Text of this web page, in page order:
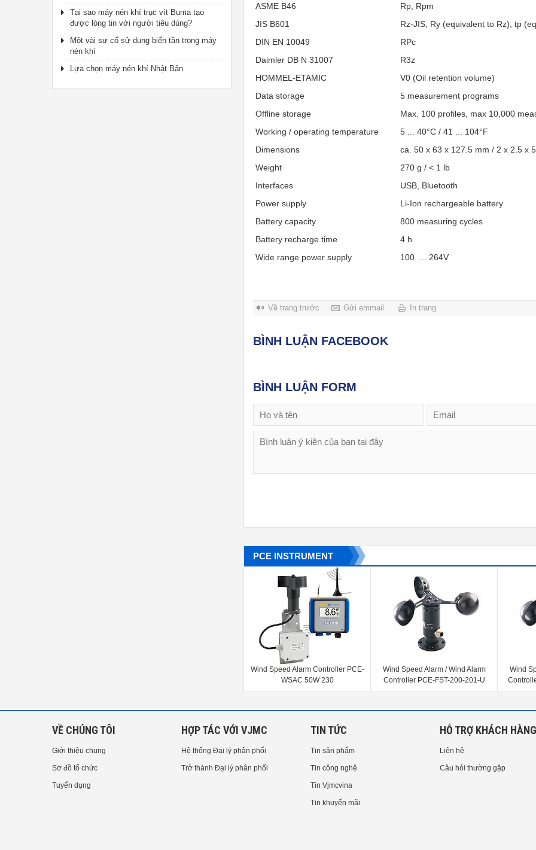
Tại sao máy nén khí trục vít Buma tạo
được lòng tin với người tiêu dùng?
Một vài sự cố sử dụng biến tần trong máy
nén khí
Lựa chọn máy nén khí Nhật Bản
ASME B46
Rp, Rpm
JIS B601
Rz-JIS, Ry (equivalent to Rz), tp
DIN EN 10049
RPc
Daimler DB N 31007
R3z
HOMMEL-ETAMIC
V0 (Oil retention volume)
Data storage
5 measurement programs
Offline storage
Max. 100 profiles, max 10,000
Working / operating temperature
5 ... 40°C / 41 ... 104°F
Dimensions
ca. 50 x 63 x 127.5 mm / 2 x 2.5 x
Weight
270 g / < 1 lb
Interfaces
USB, Bluetooth
Power supply
Li-Ion rechargeable battery
Battery capacity
800 measuring cycles
Battery recharge time
4 h
Wide range power supply
100 ... 264V
Về trang trước Gửi emmail In trang
BÌNH LUẬN FACEBOOK
BÌNH LUẬN FORM
PCE INSTRUMENT
Wind Speed Alarm Controller PCE-
WSAC 50W 230
Wind Speed Alarm / Wind Alarm
Controller PCE-FST-200-201-U
Wind
VỀ CHÚNG TÔI
Giới thiệu chung
Sơ đồ tổ chức
Tuyển dụng
HỢP TÁC VỚI VJMC
Hệ thống Đại lý phân phối
Trở thành Đại lý phân phối
TIN TỨC
Tin sản phẩm
Tin công nghệ
Tin Vjmcvina
Tin khuyến mãi
HỖ TRỢ KHÁCH HÀNG
Liên hệ
Câu hỏi thường gặp